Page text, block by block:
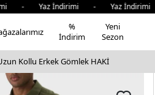
İndirimi - Yaz
%
İndirim
Yeni
Sezon
Kollu Erkek Gömlek HAKİ